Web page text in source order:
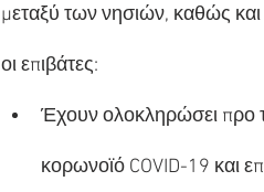
μεταξύ των νησιών, καθώς και
οι επιβάτες:
Έχουν ολοκληρώσει προ
κορωνοϊό COVID-19 και